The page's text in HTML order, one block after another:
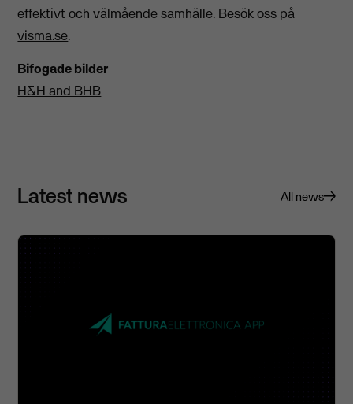
effektivt och välmående samhälle. Besök oss på
visma.se.
Bifogade bilder
H&H and BHB
Latest news All news